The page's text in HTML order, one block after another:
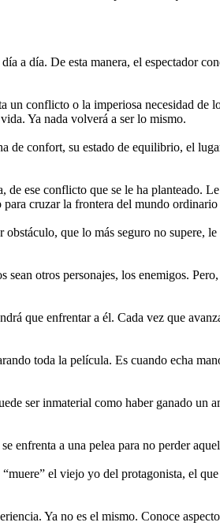
a día. De esta manera, el espectador
un conflicto o la imperiosa necesidad de
Ya nada volverá a ser lo mismo.
confort, su estado de equilibrio, el
ese conflicto que se le ha planteado.
para cruzar la frontera del mundo
que lo más seguro no supere, le
otros personajes, los enemigos.
que enfrentar a él. Cada vez que
toda la película. Es cuando echa
ser inmaterial como haber ganado un
enfrenta a una pelea para no perder
el viejo yo del protagonista, el
Ya no es el mismo. Conoce